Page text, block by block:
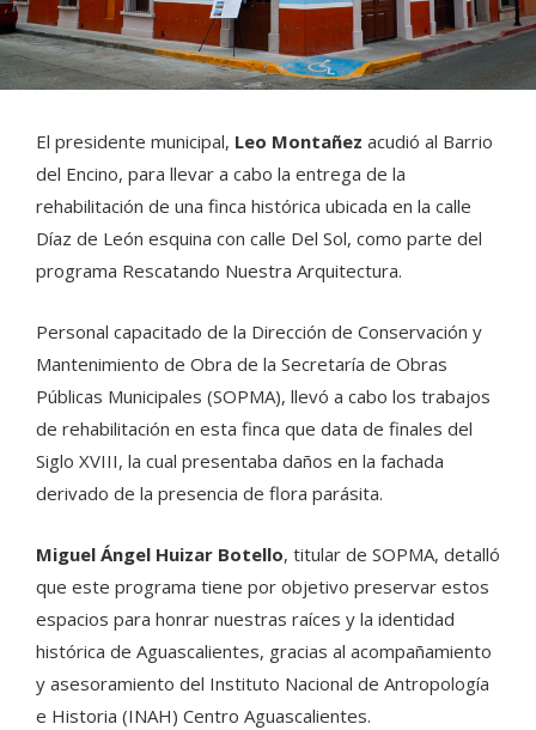
El presidente municipal, Leo Montañez acudió al Barrio
del Encino, para llevar a cabo la entrega de la
rehabilitación de una finca histórica ubicada en la calle
Díaz de León esquina con calle Del Sol, como parte del
programa Rescatando Nuestra Arquitectura.
Personal capacitado de la Dirección de Conservación y
Mantenimiento de Obra de la Secretaría de Obras
Públicas Municipales (SOPMA), llevó a cabo los trabajos
de rehabilitación en esta finca que data de finales del
Siglo XVIII, la cual presentaba daños en la fachada
derivado de la presencia de flora parásita.
Miguel Ángel Huizar Botello, titular de SOPMA, detalló
que este programa tiene por objetivo preservar estos
espacios para honrar nuestras raíces y la identidad
histórica de Aguascalientes, gracias al acompañamiento
y asesoramiento del Instituto Nacional de Antropología
e Historia (INAH) Centro Aguascalientes.